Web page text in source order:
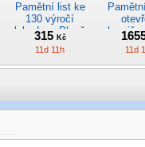
Pamětní list ke
130 výročí
lokodepa Plzeň
*2963
315 Kč
11d 11h 11d
Pohlednice